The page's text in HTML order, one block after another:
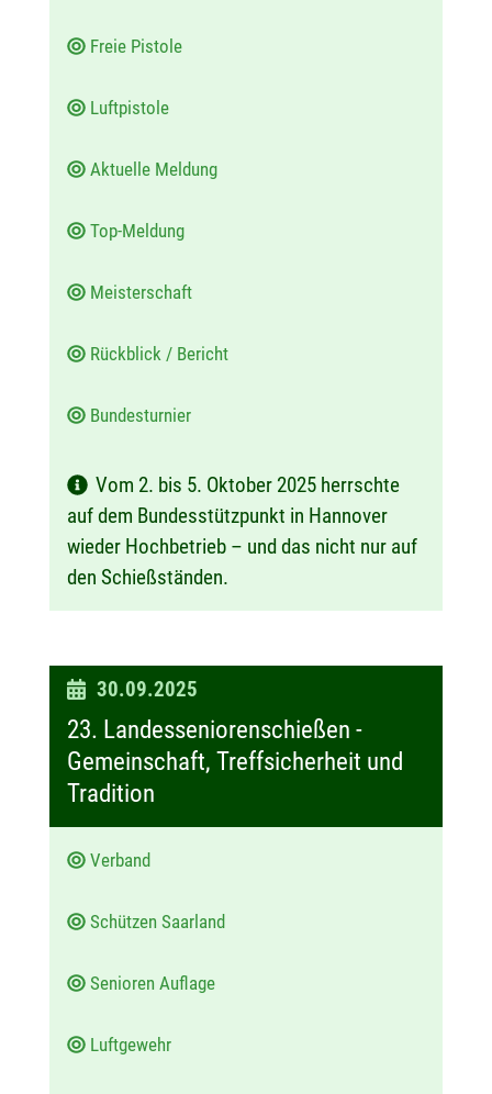
Freie Pistole
Luftpistole
Aktuelle Meldung
Top-Meldung
Meisterschaft
Rückblick / Bericht
Bundesturnier
Vom 2. bis 5. Oktober 2025 herrschte
auf dem Bundesstützpunkt in Hannover
wieder Hochbetrieb – und das nicht nur auf
den Schießständen.
D
30.09.2025
23. Landesseniorenschießen -
Gemeinschaft, Treffsicherheit und
Tradition
Verband
Schützen Saarland
Senioren Auflage
Luftgewehr